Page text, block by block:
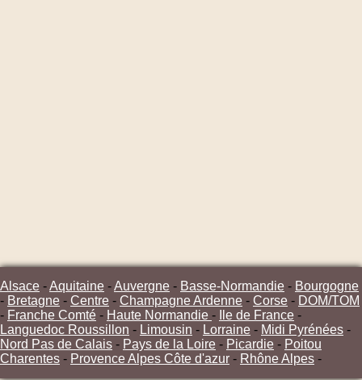
Alsace -Aquitaine -Auvergne - Basse-Normandie - Bourgogne
- Bretagne - Centre - Champagne Ardenne - Corse - DOM/TOM
- Franche Comté - Haute Normandie - Ile de France -
Languedoc Roussillon - Limousin - Lorraine - Midi Pyrénées -
Nord Pas de Calais - Pays de la Loire - Picardie - Poitou
Charentes - Provence Alpes Côte d'azur - Rhône Alpes -